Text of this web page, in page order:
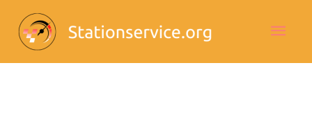
contenu